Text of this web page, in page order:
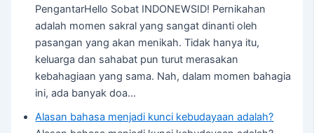
PengantarHello Sobat INDONEWSID! Pernikahan
adalah momen sakral yang sangat dinanti oleh
pasangan yang akan menikah. Tidak hanya itu,
keluarga dan sahabat pun turut merasakan
kebahagiaan yang sama. Nah, dalam momen bahagia
ini, ada banyak doa…
Alasan bahasa menjadi kunci kebudayaan adalah?